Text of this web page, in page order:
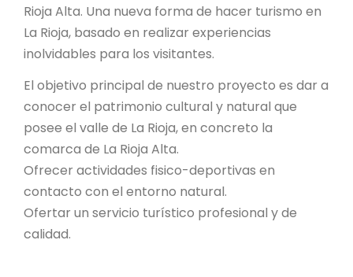
Rioja Alta. Una nueva forma de hacer turismo en
La Rioja, basado en realizar experiencias
inolvidables para los visitantes.
El objetivo principal de nuestro proyecto es dar a
conocer el patrimonio cultural y natural que
posee el valle de La Rioja, en concreto la
comarca de La Rioja Alta.
Ofrecer actividades fisico-deportivas en
contacto con el entorno natural.
Ofertar un servicio turístico profesional y de
calidad.